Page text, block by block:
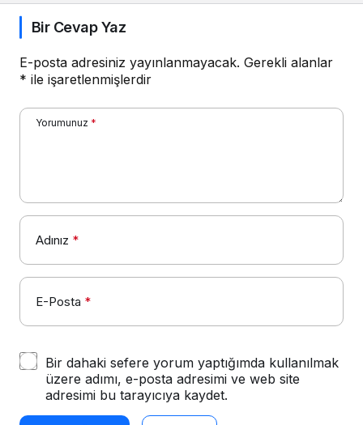
Bir Cevap Yaz
E-posta adresiniz yayınlanmayacak. Gerekli alanlar
* ile işaretlenmişlerdir
Yorumunuz *
Adınız *
E-Posta *
Bir dahaki sefere yorum yaptığımda kullanılmak
üzere adımı, e-posta adresimi ve web site
adresimi bu tarayıcıya kaydet.